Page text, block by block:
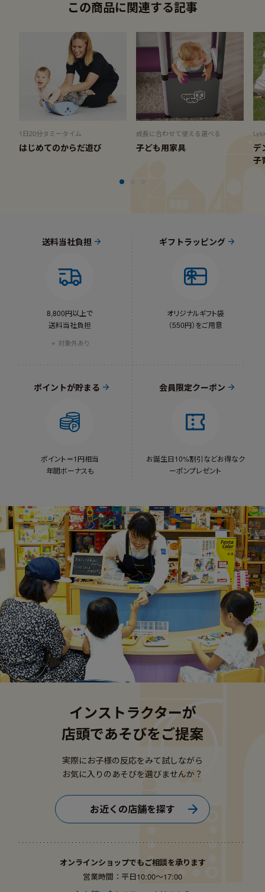
この商品に関連する記事
1日20分タミータイム
はじめてのからだ遊び
成長に合わせて使える選べる
子ども用家具
デ
子
送料当社負担
8,800円以上で
送料当社負担
対象外あり
ギフトラッピング
オリジナルギフト袋
（550円）をご用意
ポイントが貯まる
ポイント＝1円相当
年間ボーナスも
会員限定クーポン
お誕生日10%割引などお得なク
ーポンプレゼント
インストラクターが
店頭であそびをご提案
実際にお子様の反応をみて試しながら
お気に入りのあそびを選びませんか？
お近くの店舗を探す
オンラインショップでもご相談を承ります
営業時間：平日10:00〜17:00